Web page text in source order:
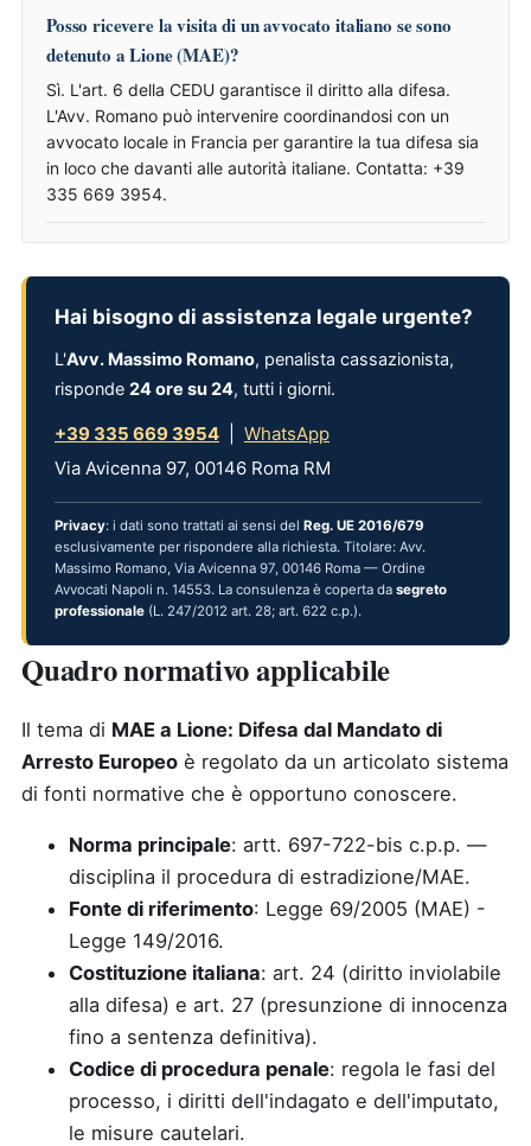
Posso ricevere la visita di un avvocato italiano se sono
detenuto a Lione (MAE)?
Sì. L'art. 6 della CEDU garantisce il diritto alla difesa.
L'Avv. Romano può intervenire coordinandosi con un
avvocato locale in Francia per garantire la tua difesa sia
in loco che davanti alle autorità italiane. Contatta: +39
335 669 3954.
Hai bisogno di assistenza legale urgente?
L'Avv. Massimo Romano, penalista cassazionista,
risponde 24 ore su 24, tutti i giorni.
+39 335 669 3954
WhatsApp
Via Avicenna 97, 00146 Roma RM
Privacy: i dati sono trattati ai sensi del Reg. UE 2016/679
esclusivamente per rispondere alla richiesta. Titolare: Avv.
Massimo Romano, Via Avicenna 97, 00146 Roma — Ordine
Avvocati Napoli n. 14553. La consulenza è coperta da segreto
professionale (L. 247/2012 art. 28; art. 622 c.p.).
Quadro normativo applicabile
Il tema di MAE a Lione: Difesa dal Mandato di
Arresto Europeo è regolato da un articolato sistema
di fonti normative che è opportuno conoscere.
Norma principale: artt. 697-722-bis c.p.p. —
disciplina il procedura di estradizione/MAE.
Fonte di riferimento: Legge 69/2005 (MAE) -
Legge 149/2016.
Costituzione italiana: art. 24 (diritto inviolabile
alla difesa) e art. 27 (presunzione di innocenza
fino a sentenza definitiva).
Codice di procedura penale: regola le fasi del
processo, i diritti dell'indagato e dell'imputato,
le misure cautelari.